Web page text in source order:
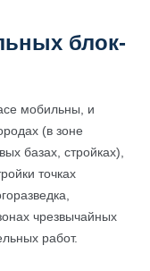
блок-
мобильны, и
(в зоне
базах, стройках),
точках
чрезвычайных
работ.